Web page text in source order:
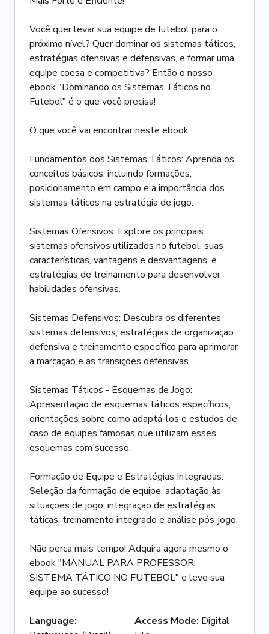
Você quer levar sua equipe de futebol para o
próximo nível? Quer dominar os sistemas táticos,
estratégias ofensivas e defensivas, e formar uma
equipe coesa e competitiva? Então o nosso
ebook "Dominando os Sistemas Táticos no
Futebol" é o que você precisa!
O que você vai encontrar neste ebook:
Fundamentos dos Sistemas Táticos: Aprenda os
conceitos básicos, incluindo formações,
posicionamento em campo e a importância dos
sistemas táticos na estratégia de jogo.
Sistemas Ofensivos: Explore os principais
sistemas ofensivos utilizados no futebol, suas
características, vantagens e desvantagens, e
estratégias de treinamento para desenvolver
habilidades ofensivas.
Sistemas Defensivos: Descubra os diferentes
sistemas defensivos, estratégias de organização
defensiva e treinamento específico para aprimorar
a marcação e as transições defensivas.
Sistemas Táticos - Esquemas de Jogo:
Apresentação de esquemas táticos específicos,
orientações sobre como adaptá-los e estudos de
caso de equipes famosas que utilizam esses
esquemas com sucesso.
Formação de Equipe e Estratégias Integradas:
Seleção da formação de equipe, adaptação às
situações de jogo, integração de estratégias
táticas, treinamento integrado e análise pós-jogo.
Não perca mais tempo! Adquira agora mesmo o
ebook "MANUAL PARA PROFESSOR:
SISTEMA TÁTICO NO FUTEBOL" e leve sua
equipe ao sucesso!
Language:
Access Mode: Digital